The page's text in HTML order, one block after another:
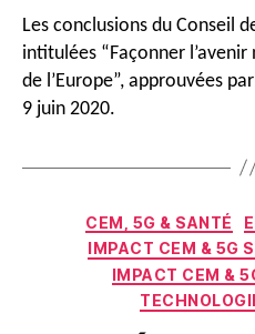
Les conclusions du Conseil
intitulées “Façonner l’avenir
de l’Europe”, approuvées
9 juin 2020.
CEM, 5G & SANTÉ
IMPACT CEM & 5G
IMPACT CEM &